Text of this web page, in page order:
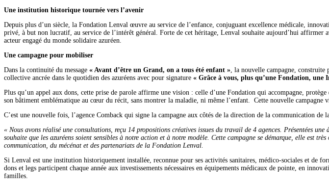
Une institution historique tournée vers l’avenir
Depuis plus d’un siècle, la Fondation Lenval œuvre au service de l’enfance, conjuguant excellence médicale,
privé, à but non lucratif, au service de l’intérêt général. Forte de cet héritage, Lenval souhaite aujourd’hui
acteur engagé du monde solidaire azuréen.
Une campagne pour mobiliser
Dans la continuité du message « Avant d’être un Grand, on a tous été enfant », la nouvelle campagne,
collective ancrée dans le quotidien des azuréens avec pour signature « Grâce à vous, plus qu’une Fondation, une
Plus qu’un appel aux dons, cette prise de parole affirme une vision : celle d’une Fondation qui accompagne,
son bâtiment emblématique au cœur du récit, sans montrer la maladie, ni même l’enfant. Cette nouvelle campagne
C’est une nouvelle fois, l’agence Comback qui signe la campagne aux côtés de la direction de la communication de
« Nous avons réalisé une consultations, reçu 14 propositions créatives issues du travail de 4 agences. Présentées
souhaite que les azuréens soient sensibles à notre action et à notre modèle. Cette campagne se démarque, elle est
communication, du mécénat et des partenariats de la Fondation Lenval.
Si Lenval est une institution historiquement installée, reconnue pour ses activités sanitaires, médico-sociales et de
dons et legs participent chaque année aux investissements nécessaires en équipements médicaux de pointe, en
familles.